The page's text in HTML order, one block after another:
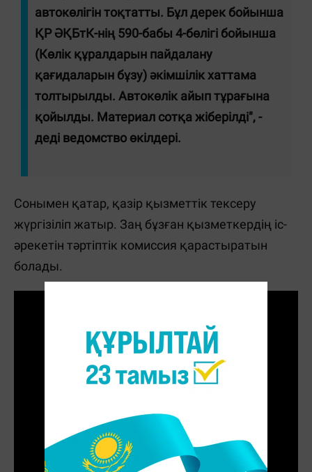
автокөлігін тоқтатты. Бұл дерек бойынша
ҚР ӘҚБтК-нің 590-бабы 4-бөлігі бойынша
(Көлік құралдарын пайдалану
қағидаларын бұзу) әкімшілік хаттама
толтырылды. Автокөлік айып тұрағына
қойылды. Материал сотқа жіберілді", -
деді ведомство өкілдері.
Сонымен қатар, қазір қызметтік тексеру
жүргізіліп жатыр. Заң бұзған қызметкердің іс-
әрекетін тәртіптік комиссия қарастыратын
болады.